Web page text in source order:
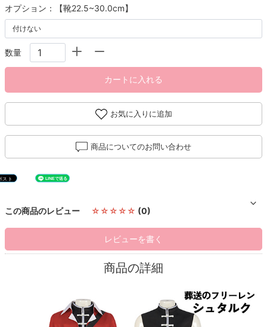
オプション：【靴22.5~30.0cm】
数量
カートに入れる
お気に入りに追加
商品についてのお問い合わせ
この商品のレビュー ☆☆☆☆☆ (0)
レビューを書く
商品の詳細